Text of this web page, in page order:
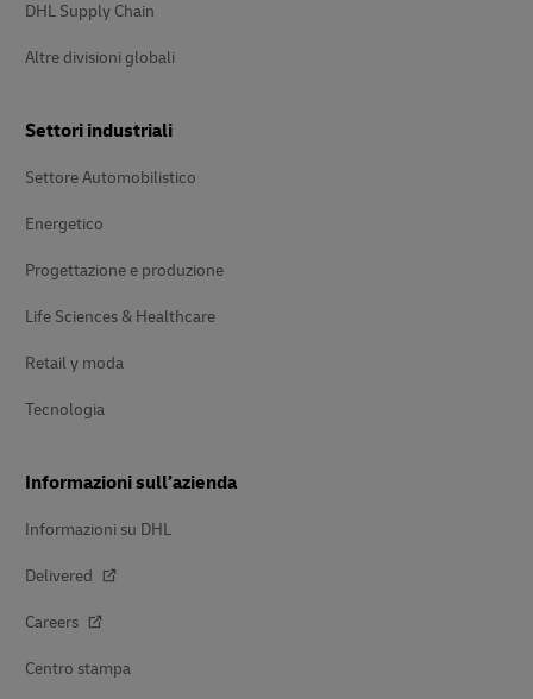
DHL Supply Chain
Altre divisioni globali
Settori industriali
Settore Automobilistico
Energetico
Progettazione e produzione
Life Sciences & Healthcare
Retail y moda
Tecnologia
Informazioni sull’azienda
Informazioni su DHL
Delivered
Careers
Centro stampa